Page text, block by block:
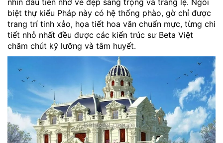
biệt thự kiểu Pháp này có hệ thống phào, gờ chỉ được
trang trí tinh xảo, họa tiết hoa văn chuẩn mực, từng chi
tiết nhỏ nhất đều được các kiến trúc sư Beta Việt
chăm chút kỹ lưỡng và tâm huyết.